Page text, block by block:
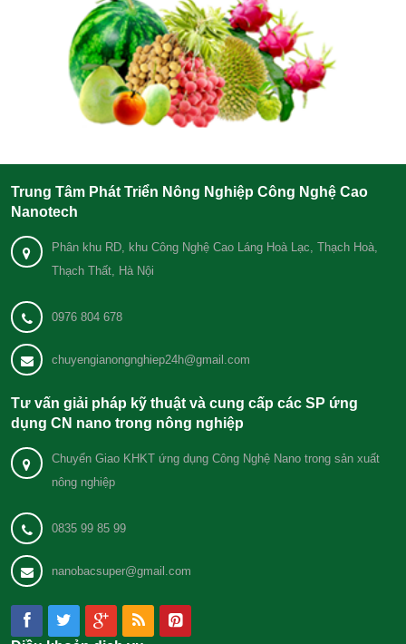
Trung Tâm Phát Triển Nông Nghiệp Công Nghệ Cao
Nanotech
Phân khu RD, khu Công Nghệ Cao Láng Hoà Lạc, Thạch Hoà,
Thạch Thất, Hà Nội
0976 804 678
chuyengianongnghiep24h@gmail.com
Tư vấn giải pháp kỹ thuật và cung cấp các SP ứng
dụng CN nano trong nông nghiệp
Chuyển Giao KHKT ứng dụng Công Nghệ Nano trong sản xuất
nông nghiệp
0835 99 85 99
nanobacsuper@gmail.com